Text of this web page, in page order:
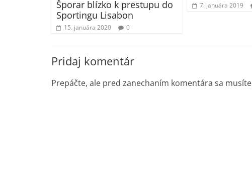
Šporar blízko k prestupu do
Sportingu Lisabon
15. januára 2020 0
7. januára 2019
Pridaj komentár
Prepáčte, ale pred zanechaním komentára sa musíte